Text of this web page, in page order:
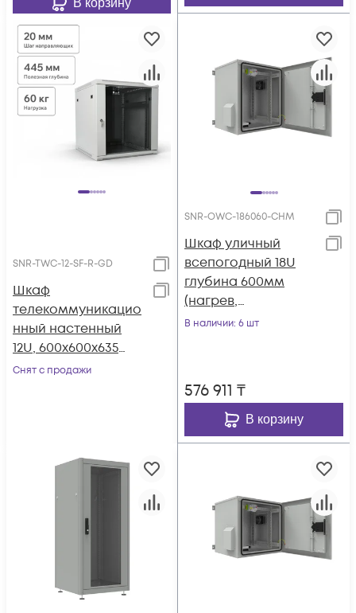
В корзину
SNR-TWC-12-SF-R-GD
Шкаф
телекоммуникацио
нный настенный
12U, 600х600х635
(ШхГхВ)
Снят с продажи
SNR-OWC-186060-CHM
Шкаф уличный
всепогодный 18U
глубина 600мм
(нагрев,
охлаждение,
В наличии: 6 шт
576 911 ₸
В корзину